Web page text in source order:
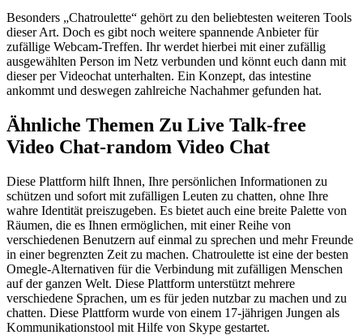
Besonders „Chatroulette“ gehört zu den beliebtesten weiteren Tools
dieser Art. Doch es gibt noch weitere spannende Anbieter für
zufällige Webcam-Treffen. Ihr werdet hierbei mit einer zufällig
ausgewählten Person im Netz verbunden und könnt euch dann mit
dieser per Videochat unterhalten. Ein Konzept, das intestine
ankommt und deswegen zahlreiche Nachahmer gefunden hat.
Ähnliche Themen Zu Live Talk-free
Video Chat-random Video Chat
Diese Plattform hilft Ihnen, Ihre persönlichen Informationen zu
schützen und sofort mit zufälligen Leuten zu chatten, ohne Ihre
wahre Identität preiszugeben. Es bietet auch eine breite Palette von
Räumen, die es Ihnen ermöglichen, mit einer Reihe von
verschiedenen Benutzern auf einmal zu sprechen und mehr Freunde
in einer begrenzten Zeit zu machen. Chatroulette ist eine der besten
Omegle-Alternativen für die Verbindung mit zufälligen Menschen
auf der ganzen Welt. Diese Plattform unterstützt mehrere
verschiedene Sprachen, um es für jeden nutzbar zu machen und zu
chatten. Diese Plattform wurde von einem 17-jährigen Jungen als
Kommunikationstool mit Hilfe von Skype gestartet.